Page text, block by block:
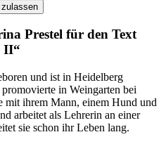
Prestel für den Text
II“
und ist in Heidelberg
in Weingarten bei
mit ihrem Mann, einem Hund und
arbeitet als Lehrerin an einer
sie schon ihr Leben lang.